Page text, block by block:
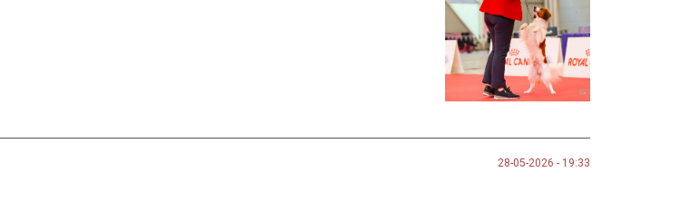
28-05-2026 - 19:33